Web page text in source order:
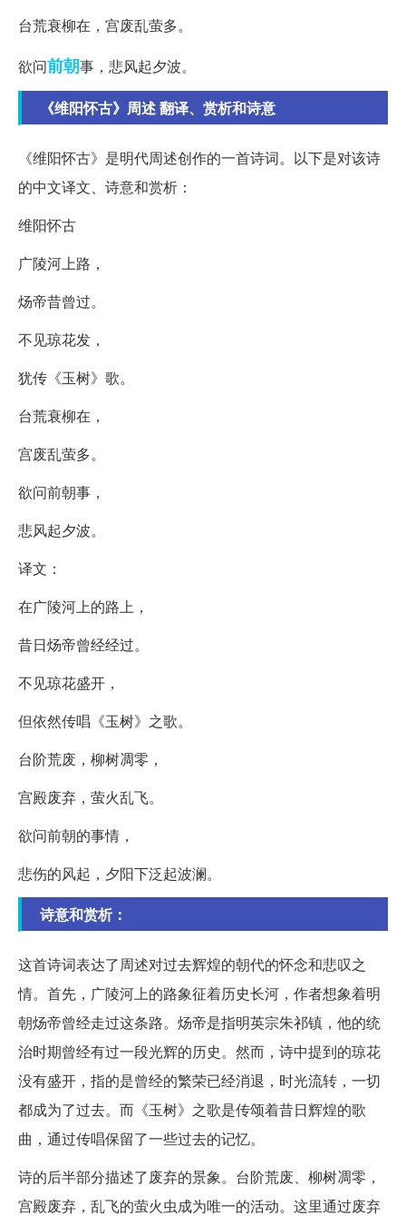
台荒衰柳在，宫废乱萤多。
欲问前朝事，悲风起夕波。
《维阳怀古》周述 翻译、赏析和诗意
《维阳怀古》是明代周述创作的一首诗词。以下是对该诗
的中文译文、诗意和赏析：
维阳怀古
广陵河上路，
炀帝昔曾过。
不见琼花发，
犹传《玉树》歌。
台荒衰柳在，
宫废乱萤多。
欲问前朝事，
悲风起夕波。
译文：
在广陵河上的路上，
昔日炀帝曾经经过。
不见琼花盛开，
但依然传唱《玉树》之歌。
台阶荒废，柳树凋零，
宫殿废弃，萤火乱飞。
欲问前朝的事情，
悲伤的风起，夕阳下泛起波澜。
诗意和赏析：
这首诗词表达了周述对过去辉煌的朝代的怀念和悲叹之
情。首先，广陵河上的路象征着历史长河，作者想象着明
朝炀帝曾经走过这条路。炀帝是指明英宗朱祁镇，他的统
治时期曾经有过一段光辉的历史。然而，诗中提到的琼花
没有盛开，指的是曾经的繁荣已经消退，时光流转，一切
都成为了过去。而《玉树》之歌是传颂着昔日辉煌的歌
曲，通过传唱保留了一些过去的记忆。
诗的后半部分描述了废弃的景象。台阶荒废、柳树凋零，
宫殿废弃，乱飞的萤火虫成为唯一的活动。这里通过废弃